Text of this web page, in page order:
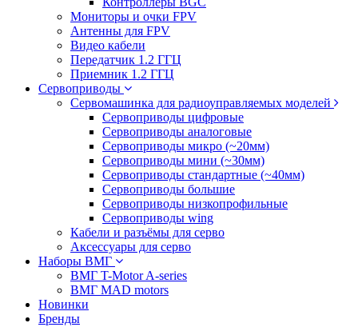
Мониторы и очки FPV
Антенны для FPV
Видео кабели
Передатчик 1.2 ГГЦ
Приемник 1.2 ГГЦ
Сервоприводы
Сервомашинка для радиоуправляемых моделей
Сервоприводы цифровые
Сервоприводы аналоговые
Сервоприводы микро (~20мм)
Сервоприводы мини (~30мм)
Сервоприводы стандартные (~40мм)
Сервоприводы большие
Сервоприводы низкопрофильные
Сервоприводы wing
Кабели и разъёмы для серво
Аксессуары для серво
Наборы ВМГ
ВМГ T-Motor A-series
ВМГ MAD motors
Новинки
Бренды